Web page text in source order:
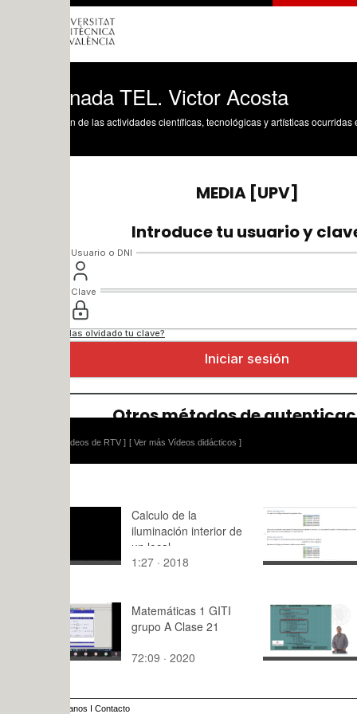
TEL. Victor Acosta
de las actividades científicas, tecnológicas y artísticas ocurridas en los tres
[ Ver más Vídeos didácticos ]
iluminación interior de
1:27 · 2018
de la
esfera
6:14 · 2019
Matemáticas 1 GITI
grupo A Clase 21
72:09 · 2020
Sesión 1.
mercado
3:48 · 2011